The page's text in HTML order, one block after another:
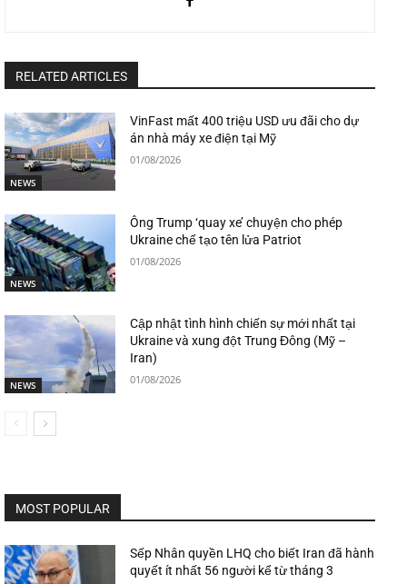
RELATED ARTICLES
NEWS
VinFast mất 400 triệu USD ưu đãi cho dự
án nhà máy xe điện tại Mỹ
01/08/2026
NEWS
Ông Trump ‘quay xe’ chuyện cho phép
Ukraine chế tạo tên lửa Patriot
01/08/2026
NEWS
Cập nhật tình hình chiến sự mới nhất tại
Ukraine và xung đột Trung Đông (Mỹ –
Iran)
01/08/2026
MOST POPULAR
Sếp Nhân quyền LHQ cho biết Iran đã hành
quyết ít nhất 56 người kể từ tháng 3